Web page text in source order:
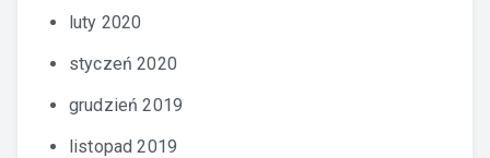
luty 2020
styczeń 2020
grudzień 2019
listopad 2019